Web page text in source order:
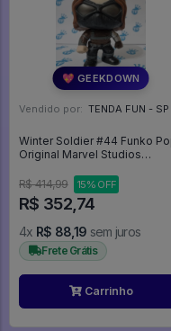
💖 GEEKDOWN
Vendido por: TENDA FUN - SP
Winter Soldier #44 Funko
Original Marvel Studios
Captain America: The Winter
Soldier - #44 - Funko Pop -
R$ 414,99 15% OFF
R$ 352,74
4x R$ 88,19 sem juros
Frete Grátis
Carrinho